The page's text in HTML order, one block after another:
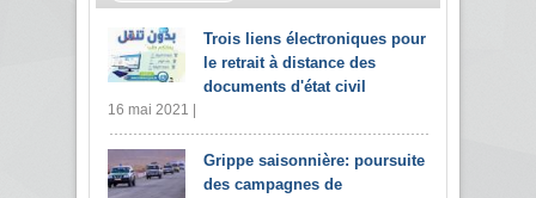
Trois liens électroniques pour
le retrait à distance des
documents d'état civil
16 mai 2021 |
Grippe saisonnière: poursuite
des campagnes de